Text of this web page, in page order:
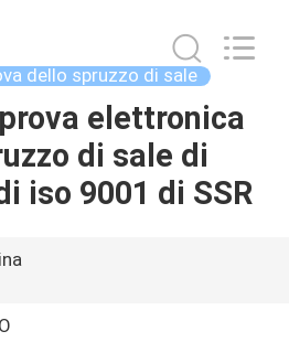
dello spruzzo di sale
elettronica
di sale di
iso 9001 di SSR